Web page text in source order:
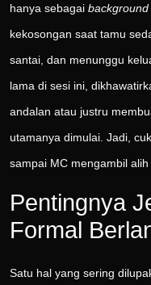
hanya sebagai background
kekosongan saat tamu
santai, dan menunggu
lama di sesi ini,
andalan atau justru
utamanya dimulai. Jadi,
sampai MC mengambil
Pentingnya
Formal
Satu hal yang sering